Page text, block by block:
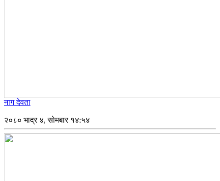
नाग देवता
२०८० भाद्र ४, सोमबार १४:५४